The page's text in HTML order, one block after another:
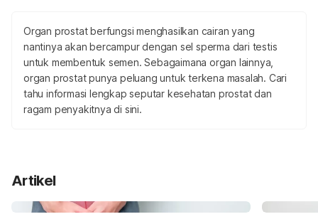
Organ prostat berfungsi menghasilkan cairan yang
nantinya akan bercampur dengan sel sperma dari testis
untuk membentuk semen. Sebagaimana organ lainnya,
organ prostat punya peluang untuk terkena masalah. Cari
tahu informasi lengkap seputar kesehatan prostat dan
ragam penyakitnya di sini.
Artikel